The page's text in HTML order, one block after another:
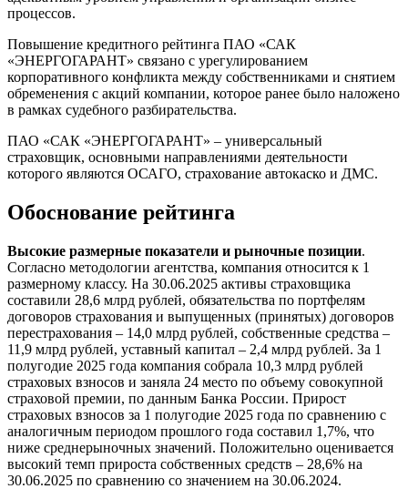
процессов.
Повышение кредитного рейтинга ПАО «САК
«ЭНЕРГОГАРАНТ» связано с урегулированием
корпоративного конфликта между собственниками и снятием
обременения с акций компании, которое ранее было наложено
в рамках судебного разбирательства.
ПАО «САК «ЭНЕРГОГАРАНТ» – универсальный
страховщик, основными направлениями деятельности
которого являются ОСАГО, страхование автокаско и ДМС.
Обоснование рейтинга
Высокие размерные показатели и рыночные позиции.
Согласно методологии агентства, компания относится к 1
размерному классу. На 30.06.2025 активы страховщика
составили 28,6 млрд рублей, обязательства по портфелям
договоров страхования и выпущенных (принятых) договоров
перестрахования – 14,0 млрд рублей, собственные средства –
11,9 млрд рублей, уставный капитал – 2,4 млрд рублей. За 1
полугодие 2025 года компания собрала 10,3 млрд рублей
страховых взносов и заняла 24 место по объему совокупной
страховой премии, по данным Банка России. Прирост
страховых взносов за 1 полугодие 2025 года по сравнению с
аналогичным периодом прошлого года составил 1,7%, что
ниже среднерыночных значений. Положительно оценивается
высокий темп прироста собственных средств – 28,6% на
30.06.2025 по сравнению со значением на 30.06.2024.